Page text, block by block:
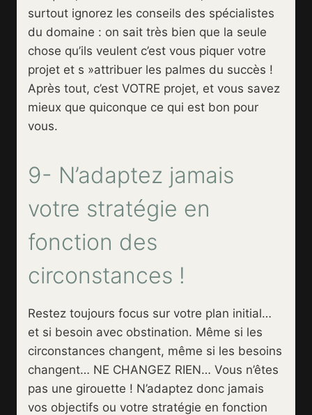
surtout ignorez les conseils des spécialistes
du domaine : on sait très bien que la seule
chose qu’ils veulent c’est vous piquer votre
projet et s »attribuer les palmes du succès !
Après tout, c’est VOTRE projet, et vous savez
mieux que quiconque ce qui est bon pour
vous.
9- N’adaptez jamais
votre stratégie en
fonction des
circonstances !
Restez toujours focus sur votre plan initial…
et si besoin avec obstination. Même si les
circonstances changent, même si les besoins
changent… NE CHANGEZ RIEN… Vous n’êtes
pas une girouette ! N’adaptez donc jamais
vos objectifs ou votre stratégie en fonction